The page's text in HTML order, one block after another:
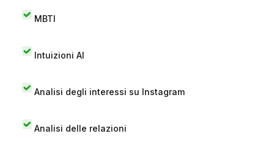
MBTI
Intuizioni AI
Analisi degli interessi su Instagram
Analisi delle relazioni